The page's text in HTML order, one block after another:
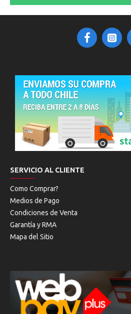
SERVICIO AL CLIENTE
Como Comprar?
Medios de Pago
Condiciones de Venta
Garantía y RMA
Mapa del Sitio